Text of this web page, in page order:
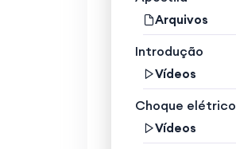
Arquivos
Introdução
Vídeos
Choque elétrico
Vídeos